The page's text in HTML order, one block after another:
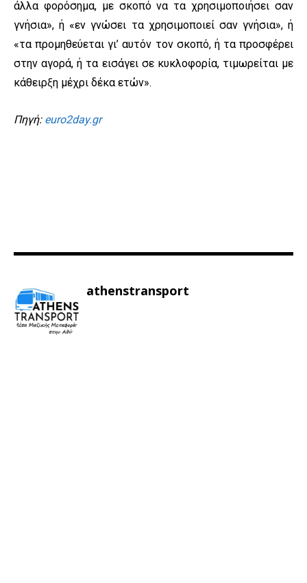
άλλα φορόσημα, με σκοπό να τα χρησιμοποιήσει σαν
γνήσια», ή «εν γνώσει τα χρησιμοποιεί σαν γνήσια», ή
«τα προμηθεύεται γι’ αυτόν τον σκοπό, ή τα προσφέρει
στην αγορά, ή τα εισάγει σε κυκλοφορία, τιμωρείται με
κάθειρξη μέχρι δέκα ετών».
Πηγή: euro2day.gr
athenstransport